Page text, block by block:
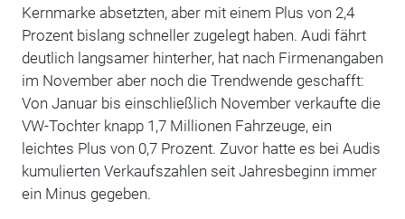
Kernmarke absetzten, aber mit einem Plus von 2,4
Prozent bislang schneller zugelegt haben. Audi fährt
deutlich langsamer hinterher, hat nach Firmenangaben
im November aber noch die Trendwende geschafft:
Von Januar bis einschließlich November verkaufte die
VW-Tochter knapp 1,7 Millionen Fahrzeuge, ein
leichtes Plus von 0,7 Prozent. Zuvor hatte es bei Audis
kumulierten Verkaufszahlen seit Jahresbeginn immer
ein Minus gegeben.